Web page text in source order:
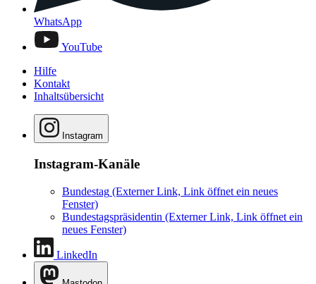
WhatsApp
YouTube
Hilfe
Kontakt
Inhaltsübersicht
Instagram
Instagram-Kanäle
Bundestag (Externer Link, Link öffnet ein neues
Fenster)
Bundestagspräsidentin (Externer Link, Link öffnet ein
neues Fenster)
LinkedIn